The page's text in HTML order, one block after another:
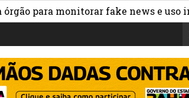
monitorar fake news e uso